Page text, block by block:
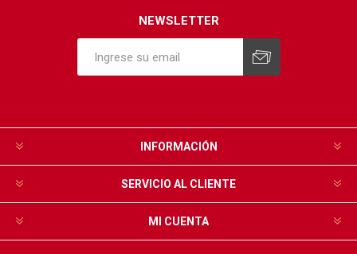
NEWSLETTER
INFORMACIÓN
SERVICIO AL CLIENTE
MI CUENTA